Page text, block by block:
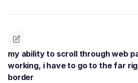
my ability to scroll through web
working, i have to go to the far
border